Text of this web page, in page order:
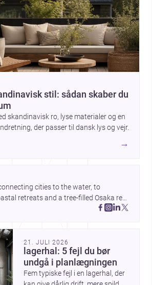
stil: sådan skaber du
skandinavisk ro, lyse materialer og en
der passer til dansk lys og vejr.
→
cities to the water, to
retreats and a tree-filled Osaka rest
show architecture shaping how we
21. JULI 2026
lagerhal: 5 fejl du bør
undgå i planlægningen
Fem typiske fejl i en lagerhal, der